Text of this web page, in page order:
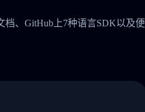
档、GitHub上7种语言SDK以及便